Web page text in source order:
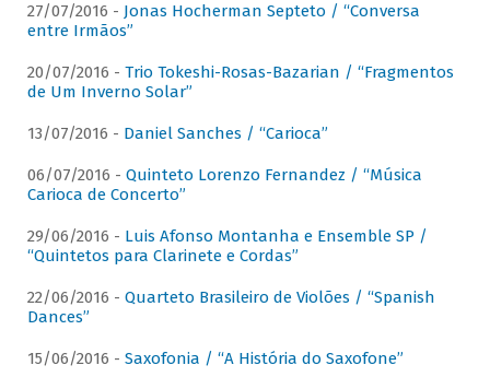
27/07/2016 - Jonas Hocherman Septeto / “Conversa
entre Irmãos”
20/07/2016 - Trio Tokeshi-Rosas-Bazarian / “Fragmentos
de Um Inverno Solar”
13/07/2016 - Daniel Sanches / “Carioca”
06/07/2016 - Quinteto Lorenzo Fernandez / “Música
Carioca de Concerto”
29/06/2016 - Luis Afonso Montanha e Ensemble SP /
“Quintetos para Clarinete e Cordas”
22/06/2016 - Quarteto Brasileiro de Violões / “Spanish
Dances”
15/06/2016 - Saxofonia / “A História do Saxofone”